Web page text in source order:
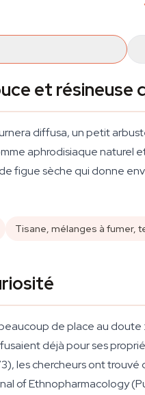
et
diffusa, un petit
aphrodisiaque
figue sèche qui donne
Tisane, mélanges à fumer,
de place au doute :
déjà pour ses
les chercheurs ont
of Ethnopharmacology